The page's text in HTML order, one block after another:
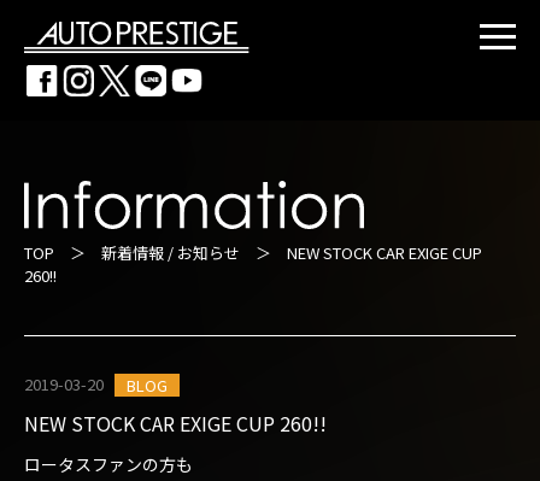
TOP ＞ 新着情報 / お知らせ ＞ NEW STOCK CAR EXIGE CUP
260!!
2019-03-20 BLOG
NEW STOCK CAR EXIGE CUP 260!!
ロータスファンの方も